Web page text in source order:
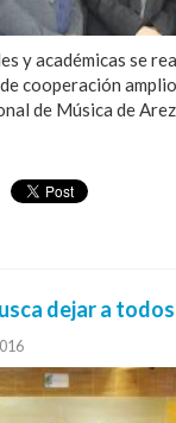
y académicas se
cooperación
de Música de
dejar a